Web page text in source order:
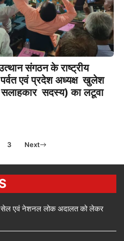
संगठन के राष्ट्रीय
एवं प्रदेश अध्यक्ष खुलेश
सलाहकार सदस्य) का लटूवा
3 Next
सेल एवं नेशनल लोक अदालत को लेकर